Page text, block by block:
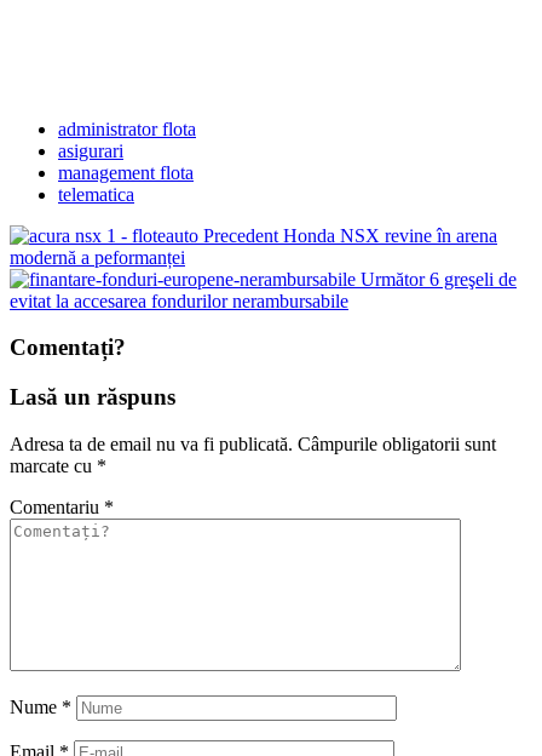
administrator flota
asigurari
management flota
telematica
Precedent Honda NSX revine în arena
modernă a peformanței
Următor 6 greşeli de
evitat la accesarea fondurilor nerambursabile
Comentați?
Lasă un răspuns
Adresa ta de email nu va fi publicată. Câmpurile obligatorii sunt
marcate cu *
Comentariu *
Nume *
Email *